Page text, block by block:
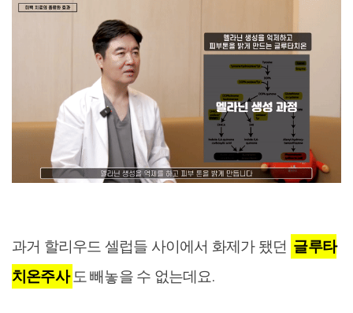
과거 할리우드 셀럽들 사이에서 화제가 됐던 글루타
치온주사 도 빼놓을 수 없는데요.